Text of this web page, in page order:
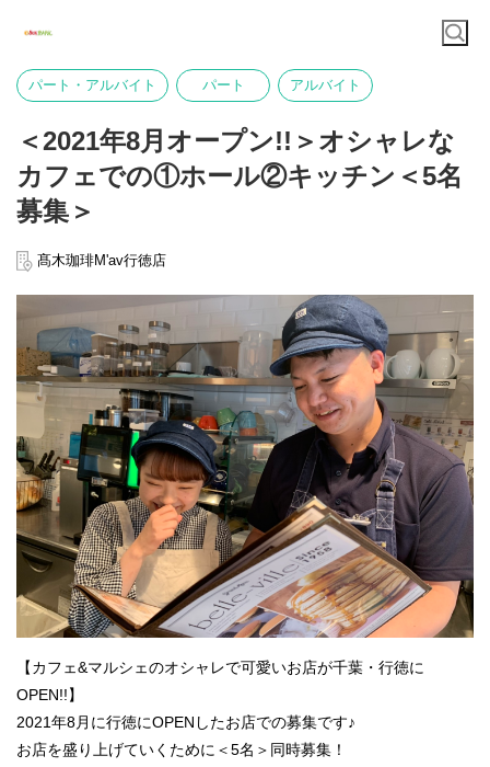
パート・アルバイト パート アルバイト
＜2021年8月オープン!!＞オシャレな
カフェでの①ホール②キッチン＜5名
募集＞
髙木珈琲M'av行徳店
【カフェ&マルシェのオシャレで可愛いお店が千葉・行徳に
OPEN!!】
2021年8月に行徳にOPENしたお店での募集です♪
お店を盛り上げていくために＜5名＞同時募集！